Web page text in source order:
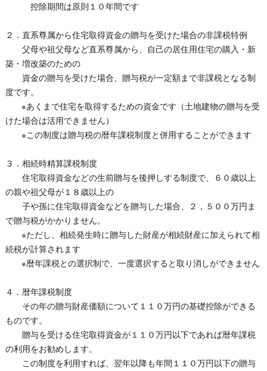
控除期間は原則１０年間です
２．直系尊属から住宅取得資金の贈与を受けた場合の非課税特例
父母や祖父母など直系尊属から、自己の居住用住宅の購入・新
築・増改築のための
資金の贈与を受けた場合、贈与税が一定額まで非課税となる制
度です。
※あくまで住宅を取得するための資金です（土地建物の贈与を受
けた場合は活用できません）
※この制度は贈与税の暦年課税制度と併用することができます
３．相続時精算課税制度
住宅取得資金などの生前贈与を後押しする制度で、６０歳以上
の親や祖父母が１８歳以上の
子や孫に住宅取得資金などを贈与した場合、２，５００万円ま
で贈与税がかかりません。
※ただし、相続発生時に贈与した財産が相続財産に加えられて相
続税が計算されます
※暦年課税との選択制で、一度選択すると取り消しができません
４．暦年課税制度
その年の贈与財産価額について１１０万円の基礎控除ができる
ものです。
贈与を受ける住宅取得資金が１１０万円以下であれば暦年課税
の利用をお勧めします。
この制度を利用すれば、翌年以降も年間１１０万円以下の贈与